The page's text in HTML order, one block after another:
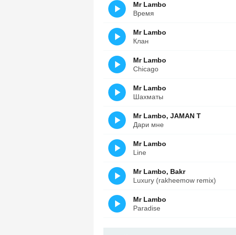
Mr Lambo
Время
Mr Lambo
Клан
Mr Lambo
Chicago
Mr Lambo
Шахматы
Mr Lambo, JAMAN T
Дари мне
Mr Lambo
Line
Mr Lambo, Bakr
Luxury (rakheemow remix)
Mr Lambo
Paradise